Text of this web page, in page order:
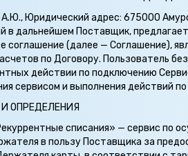
Юридический адрес: 675000
в дальнейшем Поставщик,
соглашение (далее — Соглашение),
по Договору. Пользователь
действии по подключению
сервисом и выполнения действий
ОПРЕДЕЛЕНИЯ
списания» — сервис по
в пользу Поставщика за